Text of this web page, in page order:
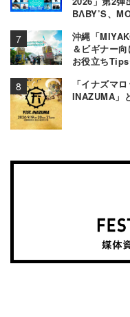
BΛBY’S、
沖縄「
＆ビギナー
お役立ち
「イナズマ
INAZUMA」